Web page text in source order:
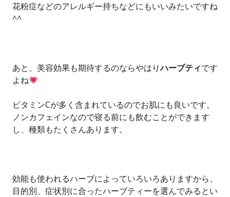
花粉症などのアレルギー持ちなどにもいいみたいですね
^^
あと、美容効果も期待するのならやはりハーブティです
よね
ビタミンCが多く含まれているのでお肌にも良いです。
ノンカフェインなので寝る前にも飲むことができます
し、種類もたくさんあります。
効能も使われるハーブによっていろいろありますから、
目的別、症状別に合ったハーブティーを選んでみるとい